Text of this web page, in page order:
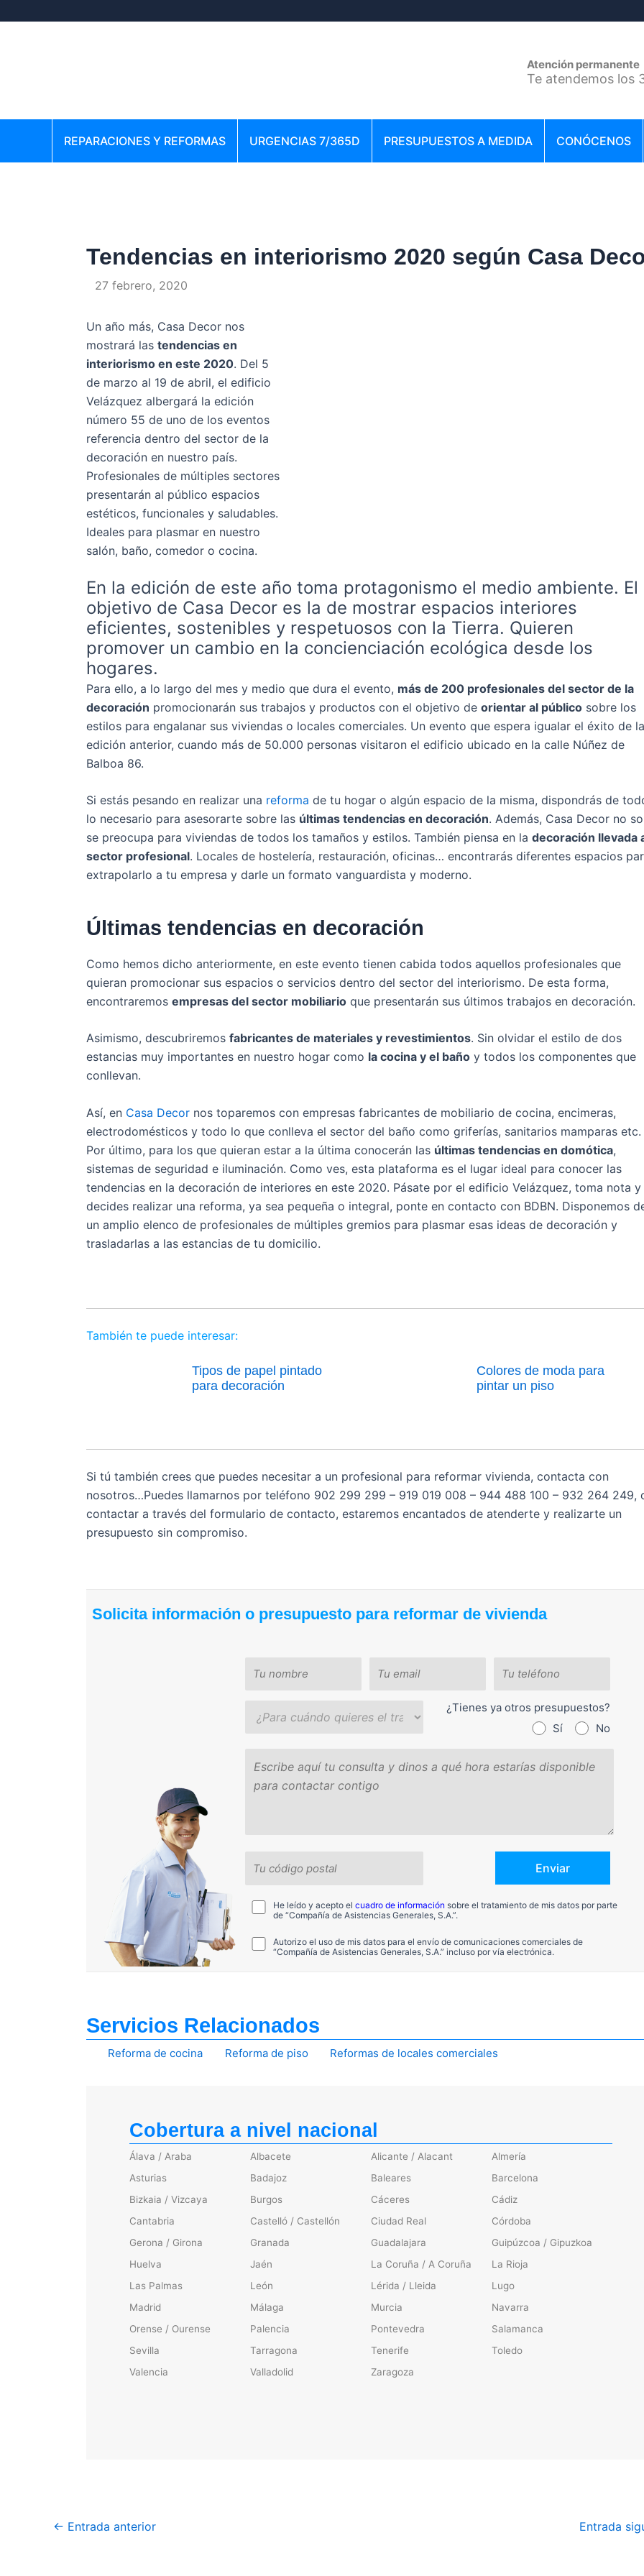
Atención permanente
Te atendemos los
REPARACIONES Y REFORMAS URGENCIAS 7/365D PRESUPUESTOS A MEDIDA CONÓCENOS
Tendencias en interiorismo 2020 según Casa
27 febrero, 2020
Un año más, Casa Decor nos
mostrará las tendencias en
interiorismo en este 2020. Del 5
de marzo al 19 de abril, el edificio
Velázquez albergará la edición
número 55 de uno de los eventos
referencia dentro del sector de la
decoración en nuestro país.
Profesionales de múltiples sectores
presentarán al público espacios
estéticos, funcionales y saludables.
Ideales para plasmar en nuestro
salón, baño, comedor o cocina.
En la edición de este año toma protagonismo el medio ambiente. El
objetivo de Casa Decor es la de mostrar espacios interiores
eficientes, sostenibles y respetuosos con la Tierra. Quieren
promover un cambio en la concienciación ecológica desde los
hogares.
Para ello, a lo largo del mes y medio que dura el evento, más de 200 profesionales del sector de la
decoración promocionarán sus trabajos y productos con el objetivo de orientar al público sobre los
estilos para engalanar sus viviendas o locales comerciales. Un evento que espera igualar el éxito de la
edición anterior, cuando más de 50.000 personas visitaron el edificio ubicado en la calle Núñez de
Balboa 86.
Si estás pesando en realizar una reforma de tu hogar o algún espacio de la misma, dispondrás de
lo necesario para asesorarte sobre las últimas tendencias en decoración. Además, Casa Decor no
se preocupa para viviendas de todos los tamaños y estilos. También piensa en la decoración llevada
sector profesional. Locales de hostelería, restauración, oficinas… encontrarás diferentes espacios
extrapolarlo a tu empresa y darle un formato vanguardista y moderno.
Últimas tendencias en decoración
Como hemos dicho anteriormente, en este evento tienen cabida todos aquellos profesionales que
quieran promocionar sus espacios o servicios dentro del sector del interiorismo. De esta forma,
encontraremos empresas del sector mobiliario que presentarán sus últimos trabajos en decoración.
Asimismo, descubriremos fabricantes de materiales y revestimientos. Sin olvidar el estilo de dos
estancias muy importantes en nuestro hogar como la cocina y el baño y todos los componentes que
conllevan.
Así, en Casa Decor nos toparemos con empresas fabricantes de mobiliario de cocina, encimeras,
electrodomésticos y todo lo que conlleva el sector del baño como griferías, sanitarios mamparas etc.
Por último, para los que quieran estar a la última conocerán las últimas tendencias en domótica,
sistemas de seguridad e iluminación. Como ves, esta plataforma es el lugar ideal para conocer las
tendencias en la decoración de interiores en este 2020. Pásate por el edificio Velázquez, toma nota y
decides realizar una reforma, ya sea pequeña o integral, ponte en contacto con BDBN. Disponemos
un amplio elenco de profesionales de múltiples gremios para plasmar esas ideas de decoración y
trasladarlas a las estancias de tu domicilio.
También te puede interesar:
Tipos de papel pintado
para decoración
Colores de moda para
pintar un piso
Si tú también crees que puedes necesitar a un profesional para reformar vivienda, contacta con
nosotros…Puedes llamarnos por teléfono 902 299 299 – 919 019 008 – 944 488 100 – 932 264 249,
contactar a través del formulario de contacto, estaremos encantados de atenderte y realizarte un
presupuesto sin compromiso.
Solicita información o presupuesto para reformar de vivienda
¿Tienes ya otros presupuestos?
Sí
No
He leído y acepto el cuadro de información sobre el tratamiento de mis datos por parte
de “Compañía de Asistencias Generales, S.A.”.
Autorizo el uso de mis datos para el envío de comunicaciones comerciales de
“Compañía de Asistencias Generales, S.A.” incluso por vía electrónica.
Servicios Relacionados
Reforma de cocina Reforma de piso Reformas de locales comerciales
Cobertura a nivel nacional
Álava / Araba Albacete Alicante / Alacant
Almería
Asturias
Badajoz Baleares
Barcelona
Bizkaia / Vizcaya
Burgos Cáceres
Cádiz
Cantabria
Castelló / Castellón Ciudad Real
Córdoba
Gerona / Girona
Granada Guadalajara
Guipúzcoa / Gipuzkoa
Huelva
Jaén La Coruña / A Coruña
La Rioja
Las Palmas
León Lérida / Lleida
Lugo
Madrid
Málaga Murcia
Navarra
Orense / Ourense
Palencia Pontevedra
Salamanca
Sevilla
Tarragona Tenerife
Toledo
Valencia
Valladolid Zaragoza
← Entrada anterior Entrada